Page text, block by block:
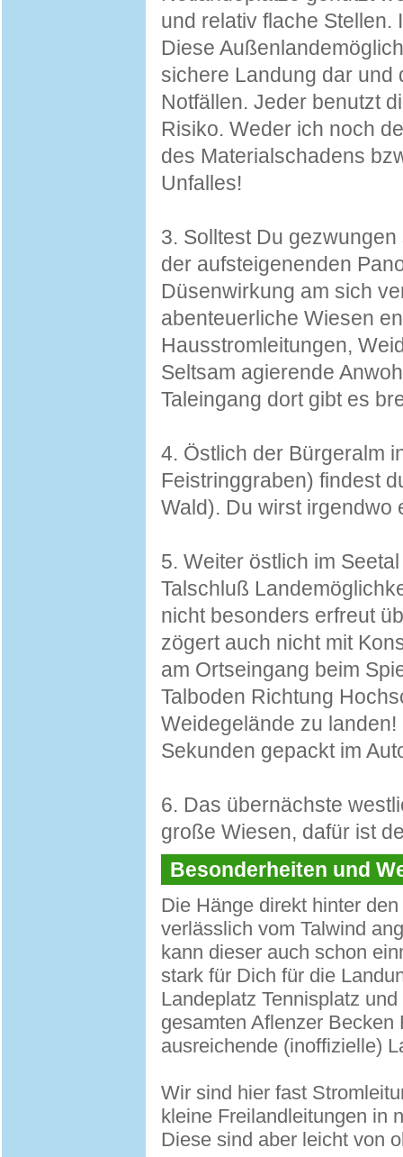
und relativ flache Stellen.
Diese
sichere Landung dar und
Notfällen. Jeder benutzt
Risiko. Weder ich noch
des Materialschadens
Unfalles!
3. Solltest Du
der aufsteigenenden
Düsenwirkung am sich
abenteuerliche Wiesen
Hausstromleitungen,
Seltsam agierende
Taleingang dort gibt es
4. Östlich der Bürgeralm
Feistringgraben) findest
Wald). Du wirst irgendwo
5. Weiter östlich im
Talschluß
nicht besonders erfreut
zögert auch nicht mit
am Ortseingang beim
Talboden Richtung
Weidegelände zu
Sekunden gepackt im
6. Das übernächste
große Wiesen, dafür ist
Besonderheiten und
Die Hänge direkt hinter
verlässlich vom Talwind
kann dieser auch schon
stark für Dich für die
Landeplatz Tennisplatz
gesamten Aflenzer Becken
ausreichende (inoffizielle)
Wir sind hier fast
kleine Freilandleitungen in
Diese sind aber leicht von